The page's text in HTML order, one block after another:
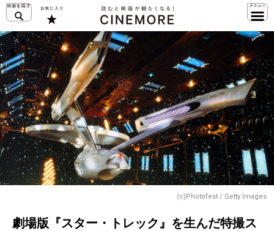
(c)Photofest / Getty Images
劇場版『スター・トレック』を生んだ特撮ス